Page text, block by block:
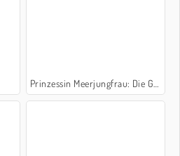
Prinzessin Meerjungfrau: Die Geburt